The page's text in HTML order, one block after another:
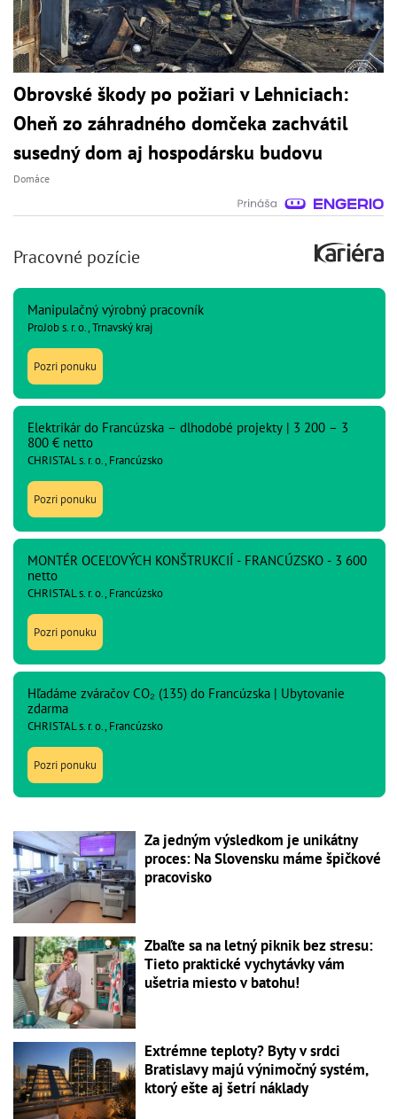
Obrovské škody po požiari v Lehniciach:
Oheň zo záhradného domčeka zachvátil
susedný dom aj hospodársku budovu
Domáce
Pracovné pozície
Manipulačný výrobný pracovník
ProJob s. r. o., Trnavský kraj
Pozri ponuku
Elektrikár do Francúzska – dlhodobé projekty | 3 200 – 3
800 € netto
CHRISTAL s. r. o., Francúzsko
Pozri ponuku
MONTÉR OCEĽOVÝCH KONŠTRUKCIÍ - FRANCÚZSKO - 3 600
netto
CHRISTAL s. r. o., Francúzsko
Pozri ponuku
Hľadáme zváračov CO₂ (135) do Francúzska | Ubytovanie
zdarma
CHRISTAL s. r. o., Francúzsko
Pozri ponuku
Za jedným výsledkom je unikátny
proces: Na Slovensku máme špičkové
pracovisko
Zbaľte sa na letný piknik bez stresu:
Tieto praktické vychytávky vám
ušetria miesto v batohu!
Extrémne teploty? Byty v srdci
Bratislavy majú výnimočný systém,
ktorý ešte aj šetrí náklady